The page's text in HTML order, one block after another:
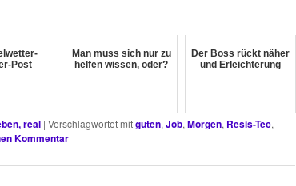
Post
Man muss sich nur zu
helfen wissen, oder?
Der Boss rückt näher
und Erleichterung
real | Verschlagwortet mitguten, Job, Morgen, Resis-Tec,
Kommentar